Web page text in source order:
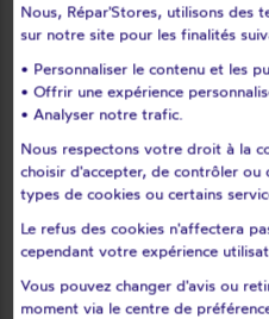
Mézières-sur-ponthouin
Moncé-en-belin
Monhoudou
Montaillé
Montfort-le-gesnois
Montreuil-le-henri
Nauvay
Neuvillalais
Neuvillette-en-charnie
Nous, Répar'Stores, utilisons des
sur notre site pour les finalités
• Personnaliser le contenu et les
• Offrir une expérience
• Analyser notre trafic.
Nous respectons votre droit à la
choisir d'accepter, de contrôler
types de cookies ou certains
Le refus des cookies n'affectera
cependant votre expérience
Vous pouvez changer d'avis ou
moment via le centre de